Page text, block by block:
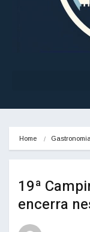
Home Gastronomia
19ª
encerra